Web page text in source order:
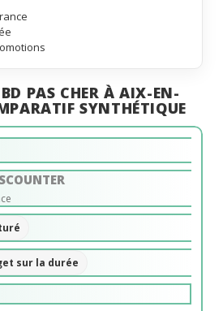
PAS CHER À AIX-EN-
SYNTHÉTIQUE
sur la durée